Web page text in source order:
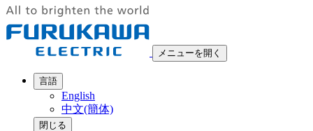
メニューを開く
言語
English
中文(簡体)
閉じる